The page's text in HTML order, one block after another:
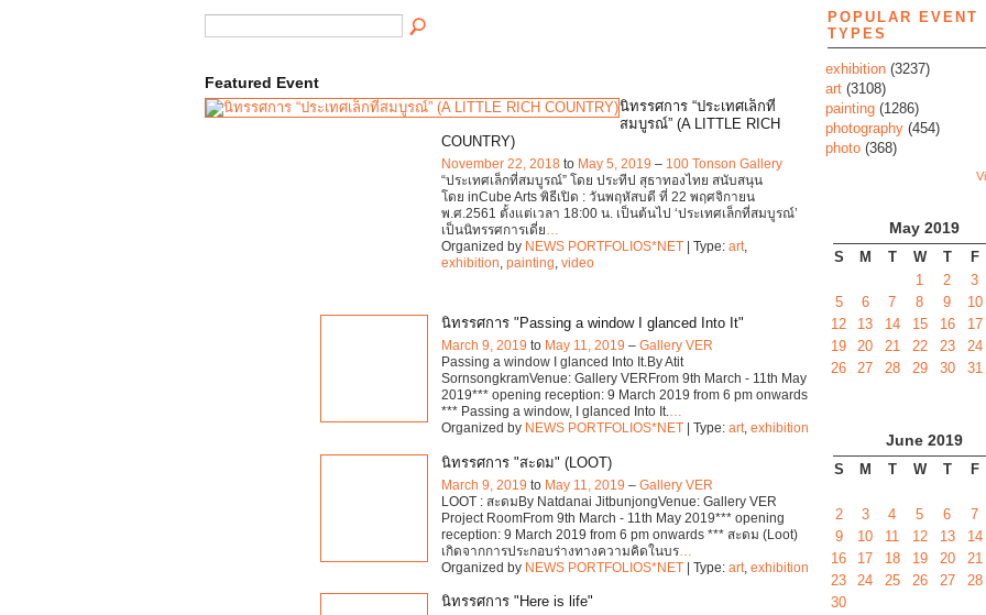
Featured Event
นิทรรศการ “ประเทศเล็กที่
สมบูรณ์” (A LITTLE RICH
COUNTRY)
November 22, 2018 to May 5, 2019 – 100 Tonson Gallery
“ประเทศเล็กที่สมบูรณ์” โดย ประทีป สุธาทองไทย สนับสนุน
โดย inCube Arts พิธีเปิด : วันพฤหัสบดี ที่ 22 พฤศจิกายน
พ.ศ.2561 ตั้งแต่เวลา 18:00 น. เป็นต้นไป ‘ประเทศเล็กที่สมบูรณ์’
เป็นนิทรรศการเดี่ย
Organized by NEWS PORTFOLIOS*NET | Type: art
exhibition painting video
นิทรรศการ "Passing a window I glanced Into It"
March 9, 2019 to May 11, 2019 – Gallery VER
Passing a window I glanced Into It.By Atit
SornsongkramVenue: Gallery VERFrom 9th March - 11th May
2019*** opening reception: 9 March 2019 from 6 pm onwards
*** Passing a window, I glanced Into It.…
Organized by NEWS PORTFOLIOS*NET | Type: art, exhibition
นิทรรศการ "สะดม" (LOOT)
March 9, 2019 to May 11, 2019 – Gallery VER
LOOT : สะดมBy Natdanai JitbunjongVenue: Gallery VER
Project RoomFrom 9th March - 11th May 2019*** opening
reception: 9 March 2019 from 6 pm onwards *** สะดม (Loot)
เกิดจากการประกอบร่างทางความคิดในบร
Organized by NEWS PORTFOLIOS*NET | Type: art exhibition
นิทรรศการ "Here is life"
POPULAR EVENT
TYPES
exhibition (3237)
art (3108)
painting (1286)
photography (454)
photo (368)
May 2019
S M T W T F
1
2 3
5
6 7 8 9 10
12
13 14 15 16 17
19
20 21 22 23 24
26
27 28 29 30 31
June 2019
S M T W T F
2
3 4 5 6 7
9
10 11 12 13 14
16
17 18 19 20 21
23
24 25 26 27 28
30